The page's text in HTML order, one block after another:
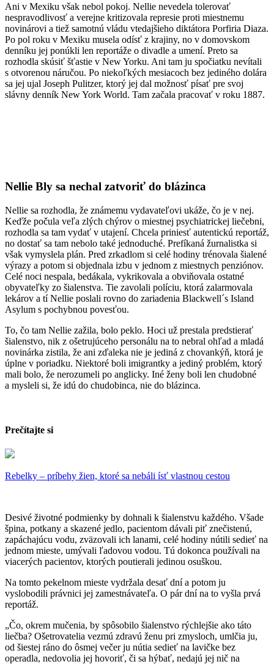
Ani v Mexiku však nebol pokoj. Nellie nevedela tolerovať
nespravodlivosť a verejne kritizovala represie proti miestnemu
novinárovi a tiež samotnú vládu vtedajšieho diktátora Porfiria Diaza.
Po pol roku v Mexiku musela odísť z krajiny, no v domovskom
denníku jej ponúkli len reportáže o divadle a umení. Preto sa
rozhodla skúsiť šťastie v New Yorku. Ani tam ju spočiatku nevítali
s otvorenou náručou. Po niekoľkých mesiacoch bez jediného dolára
sa jej ujal Joseph Pulitzer, ktorý jej dal možnosť písať pre svoj
slávny denník New York World. Tam začala pracovať v roku 1887.
Nellie Bly sa nechal zatvoriť do blázinca
Nellie sa rozhodla, že známemu vydavateľovi ukáže, čo je v nej.
Keďže počula veľa zlých chýrov o miestnej psychiatrickej liečebni,
rozhodla sa tam vydať v utajení. Chcela priniesť autentickú reportáž,
no dostať sa tam nebolo také jednoduché. Prefíkaná žurnalistka si
však vymyslela plán. Pred zrkadlom si celé hodiny trénovala šialené
výrazy a potom si objednala izbu v jednom z miestnych penziónov.
Celé noci nespala, bedákala, vykrikovala a obviňovala ostatné
obyvateľky zo šialenstva. Tie zavolali políciu, ktorá zalarmovala
lekárov a tí Nellie poslali rovno do zariadenia Blackwell´s Island
Asylum s pochybnou povesťou.
To, čo tam Nellie zažila, bolo peklo. Hoci už prestala predstierať
šialenstvo, nik z ošetrujúceho personálu na to nebral ohľad a mladá
novinárka zistila, že ani zďaleka nie je jediná z chovankýň, ktorá je
úplne v poriadku. Niektoré boli imigrantky a jediný problém, ktorý
mali bolo, že nerozumeli po anglicky. Iné ženy boli len chudobné
a mysleli si, že idú do chudobinca, nie do blázinca.
Prečítajte si
Rebelky – príbehy žien, ktoré sa nebáli ísť vlastnou cestou​​​​​​​
Desivé životné podmienky by dohnali k šialenstvu každého. Všade
špina, potkany a skazené jedlo, pacientom dávali piť znečistenú,
zapáchajúcu vodu, zväzovali ich lanami, celé hodiny nútili sedieť na
jednom mieste, umývali ľadovou vodou. Tú dokonca používali na
viacerých pacientov, ktorých poutierali jedinou osuškou.
Na tomto pekelnom mieste vydržala desať dní a potom ju
vyslobodili právnici jej zamestnávateľa. O pár dní na to vyšla prvá
reportáž.
„Čo, okrem mučenia, by spôsobilo šialenstvo rýchlejšie ako táto
liečba? Ošetrovatelia vezmú zdravú ženu pri zmysloch, umlčia ju,
od šiestej ráno do ôsmej večer ju nútia sedieť na lavičke bez
operadla, nedovolia jej hovoriť, či sa hýbať, nedajú jej nič na